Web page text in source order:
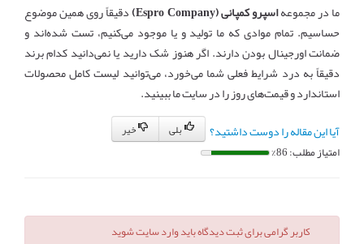
ما در مجموعهاسپرو کمپانی (Espro Company)
دقیقاً روی همین موضوع
حساسیم. تمام موادی که ما تولید و یا موجود می‌کنیم، تست شده‌اند و
ضمانت اورجینال بودن دارند. اگر هنوز شک دارید یا نمی‌دانید کدام برند
دقیقاً به درد شرایط فعلی شما می‌خورد، می‌توانید لیست کامل محصولات
استاندارد و قیمت‌های روز را در سایت ما ببینید.
آیا این مقاله را دوست داشتید؟
امتیاز مطلب: 86%
کاربر گرامی برای ثبت دیدگاه باید وارد سایت شوید